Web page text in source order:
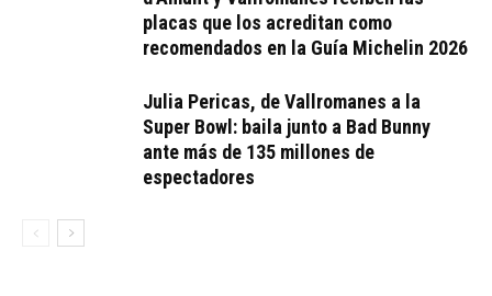
placas que los acreditan como
recomendados en la Guía Michelin 2026
Julia Pericas, de Vallromanes a la
Super Bowl: baila junto a Bad Bunny
ante más de 135 millones de
espectadores